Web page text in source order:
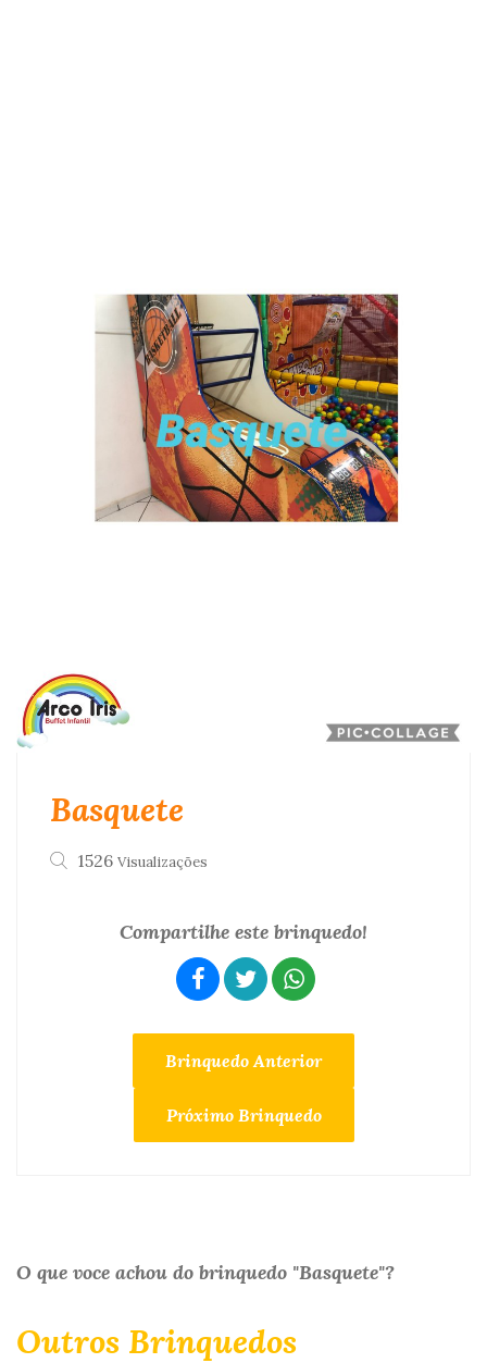
Basquete
1526 Visualizações
Compartilhe este brinquedo!
Brinquedo Anterior
Próximo Brinquedo
O que voce achou do brinquedo "Basquete"?
Outros Brinquedos